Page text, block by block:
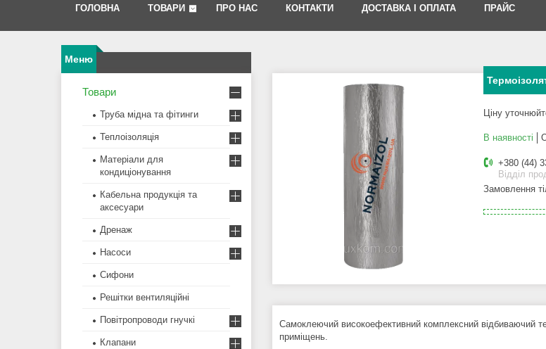
ГОЛОВНА ТОВАРИ ПРО НАС КОНТАКТИ ДОСТАВКА І ОПЛАТА ПРАЙС
Ціну
В наявності
+380 (44)
Відділ
Замовлення
Самоклеючий високоефективний комплексний відбиваючий
приміщень.
Товари
Труба мідна та фітинги
Теплоізоляція
Матеріали для
кондиціонування
Кабельна продукція та
аксесуари
Дренаж
Насоси
Сифони
Решітки вентиляційні
Повітропроводи гнучкі
Клапани